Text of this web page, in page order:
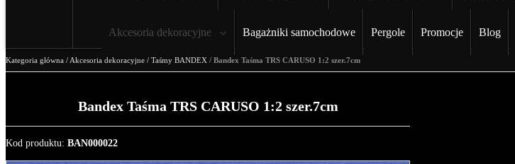
Akcesoria dekoracyjne Bagażniki samochodowe Pergole Promocje Blog
Kategoria główna / Akcesoria dekoracyjne / Taśmy BANDEX / Bandex Taśma TRS CARUSO 1:2 szer.7cm
Bandex Taśma TRS CARUSO 1:2 szer.7cm
Kod produktu: BAN000022